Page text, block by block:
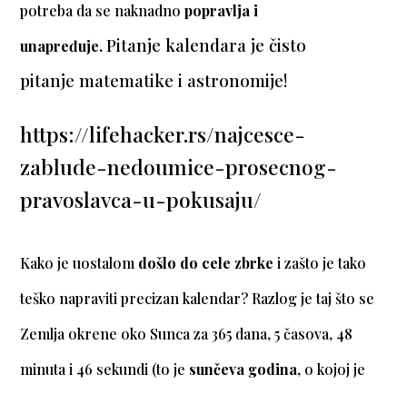
potreba da se naknadnopopravlja i
unapređuje.Pitanje kalendara je čisto
pitanje matematike i astronomije!
https://lifehacker.rs/najcesce-
zablude-nedoumice-prosecnog-
pravoslavca-u-pokusaju/
Kako je uostalom došlo do cele zbrke i zašto je tako
teško napraviti precizan kalendar? Razlog je taj što se
Zemlja okrene oko Sunca za 365 dana, 5 časova, 48
minuta i 46 sekundi (to je sunčeva godina, o kojoj je